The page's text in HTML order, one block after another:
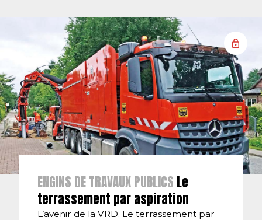
ENGINS DE TRAVAUX PUBLICS Le
terrassement par aspiration
L’avenir de la VRD. Le terrassement par